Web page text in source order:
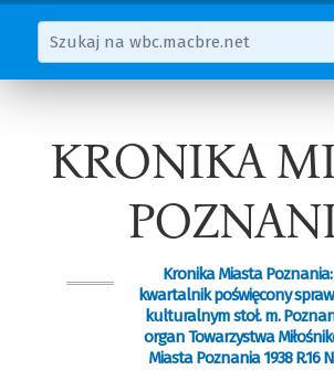
KRONIKA
Kronika Miasta Poznania:
kwartalnik poświęcony
kulturalnym stoł. m.
organ Towarzystwa
Miasta Poznania 1938 R.16